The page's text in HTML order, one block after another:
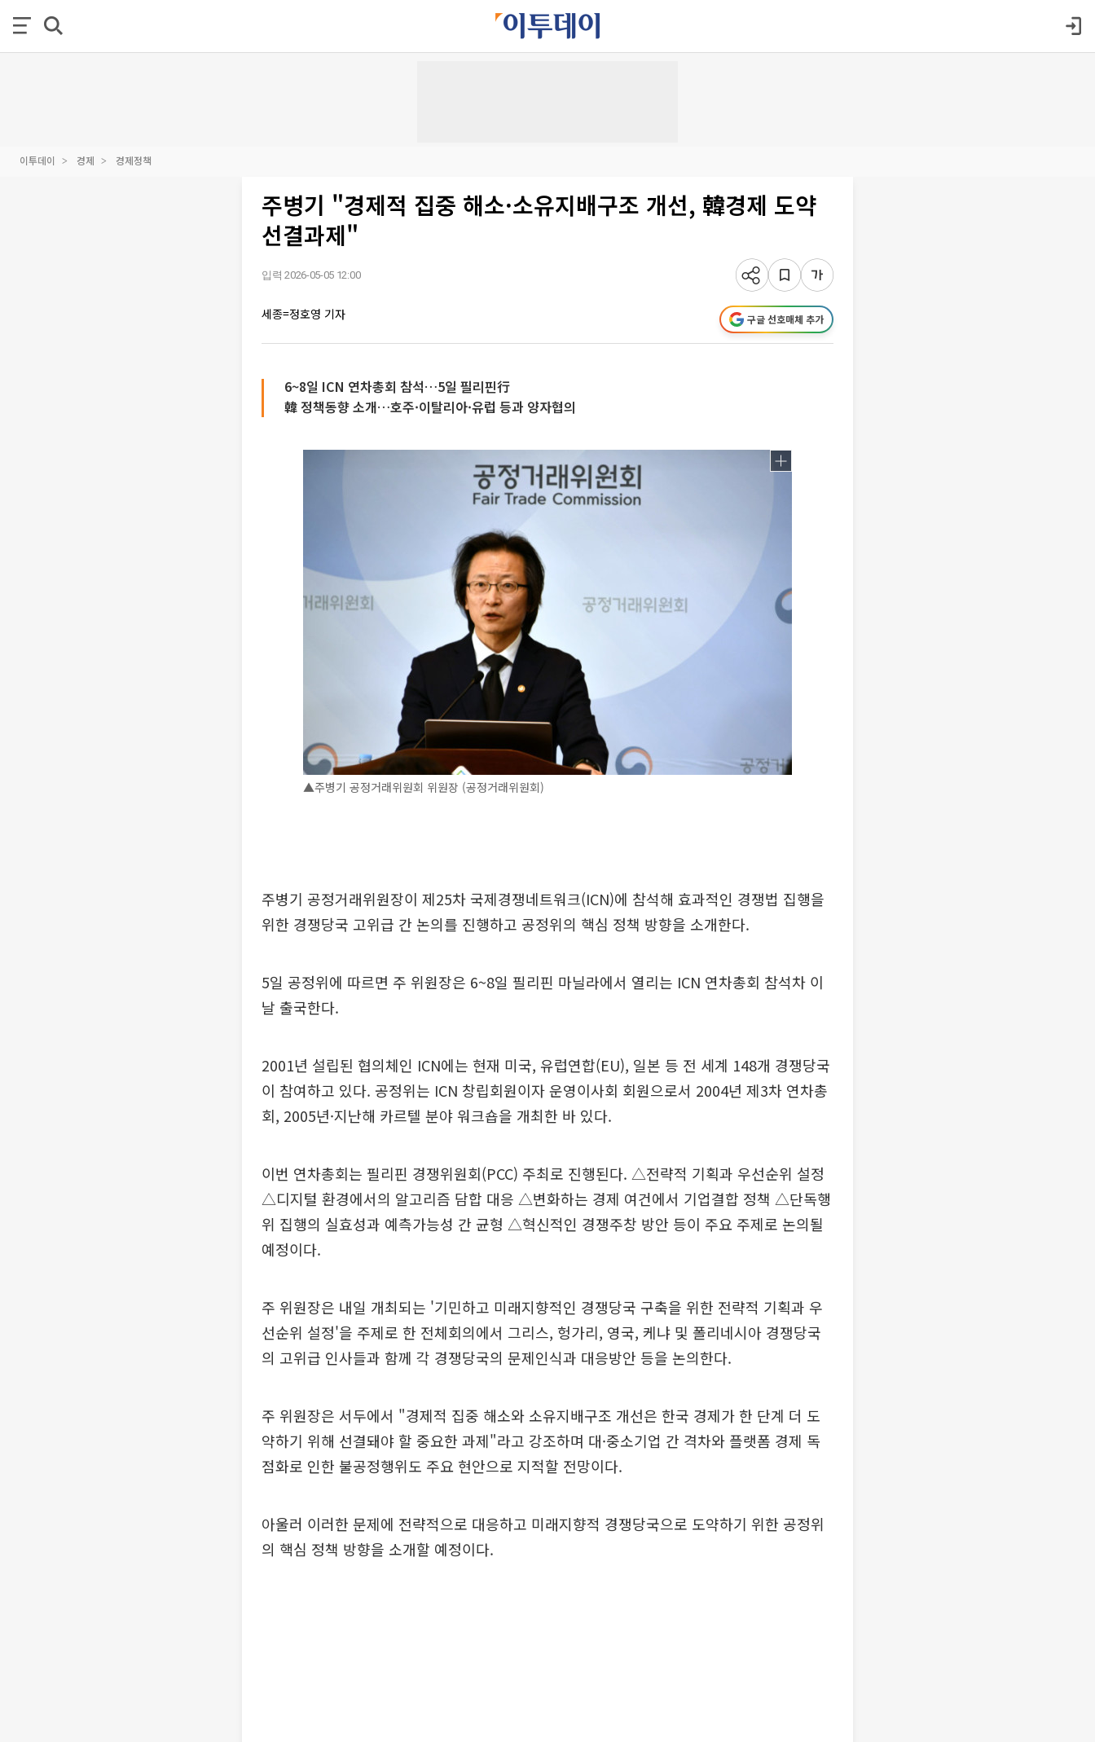
이투데이 경제 경제정책
주병기 "경제적 집중 해소·소유지배구조 개선, 韓경제 도약
선결과제"
입력 2026-05-05 12:00
세종=정호영 기자 구글 선호매체 추가
6~8일 ICN 연차총회 참석…5일 필리핀行
韓 정책동향 소개…호주·이탈리아·유럽 등과 양자협의
▲주병기 공정거래위원회 위원장 (공정거래위원회)
주병기 공정거래위원장이 제25차 국제경쟁네트워크(ICN)에 참석해 효과적인 경쟁법 집행을
위한 경쟁당국 고위급 간 논의를 진행하고 공정위의 핵심 정책 방향을 소개한다.
5일 공정위에 따르면 주 위원장은 6~8일 필리핀 마닐라에서 열리는 ICN 연차총회 참석차 이
날 출국한다.
2001년 설립된 협의체인 ICN에는 현재 미국, 유럽연합(EU), 일본 등 전 세계 148개 경쟁당국
이 참여하고 있다. 공정위는 ICN 창립회원이자 운영이사회 회원으로서 2004년 제3차 연차총
회, 2005년·지난해 카르텔 분야 워크숍을 개최한 바 있다.
이번 연차총회는 필리핀 경쟁위원회(PCC) 주최로 진행된다. △전략적 기획과 우선순위 설정
△디지털 환경에서의 알고리즘 담합 대응 △변화하는 경제 여건에서 기업결합 정책 △단독행
위 집행의 실효성과 예측가능성 간 균형 △혁신적인 경쟁주창 방안 등이 주요 주제로 논의될
예정이다.
주 위원장은 내일 개최되는 '기민하고 미래지향적인 경쟁당국 구축을 위한 전략적 기획과 우
선순위 설정'을 주제로 한 전체회의에서 그리스, 헝가리, 영국, 케냐 및 폴리네시아 경쟁당국
의 고위급 인사들과 함께 각 경쟁당국의 문제인식과 대응방안 등을 논의한다.
주 위원장은 서두에서 "경제적 집중 해소와 소유지배구조 개선은 한국 경제가 한 단계 더 도
약하기 위해 선결돼야 할 중요한 과제"라고 강조하며 대·중소기업 간 격차와 플랫폼 경제 독
점화로 인한 불공정행위도 주요 현안으로 지적할 전망이다.
아울러 이러한 문제에 전략적으로 대응하고 미래지향적 경쟁당국으로 도약하기 위한 공정위
의 핵심 정책 방향을 소개할 예정이다.